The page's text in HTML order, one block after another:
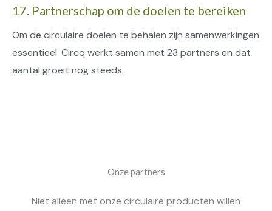
17. Partnerschap om de doelen te bereiken
Om de circulaire doelen te behalen zijn samenwerkingen
essentieel. Circq werkt samen met 23 partners en dat
aantal groeit nog steeds.
Onze partners
Niet alleen met onze circulaire producten willen